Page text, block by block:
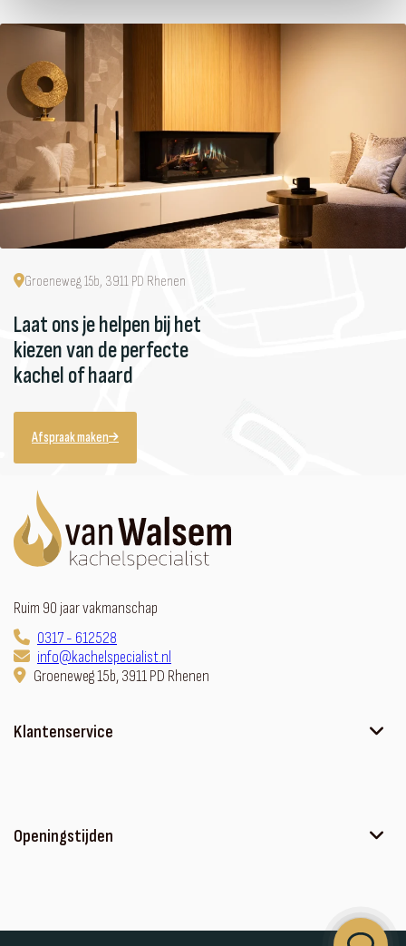
Groeneweg 15b, 3911 PD Rhenen
Laat ons je helpen bij het
kiezen van de perfecte
kachel of haard
Afspraak maken
Ruim 90 jaar vakmanschap
0317 - 612528
info@kachelspecialist.nl
Groeneweg 15b, 3911 PD Rhenen
Klantenservice
Sfeerhaard met meubel
Openingstijden
Op afspraak
Woensdag
Op afspraak